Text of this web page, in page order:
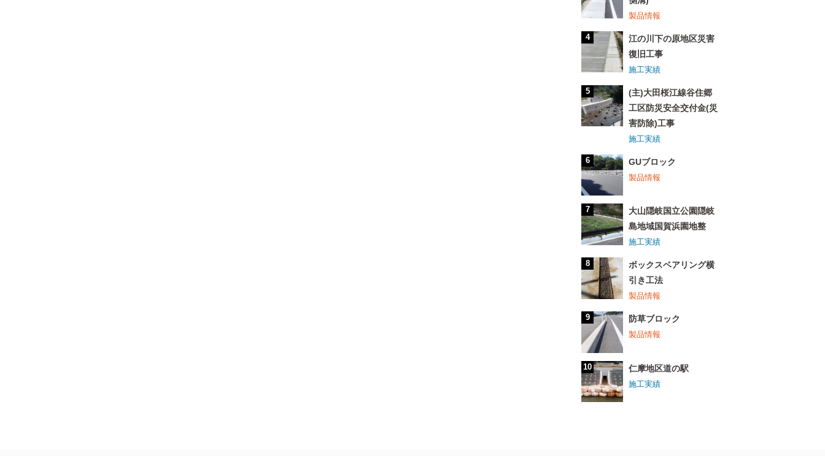
製品情報
江の川下の原地区災害
復旧工事
施工実績
(主)大田桜江線谷住郷
工区防災安全交付金(災
害防除)工事
施工実績
GUブロック
製品情報
大山隠岐国立公園隠岐
島地域国賀浜園地整
施工実績
ボックスベアリング横
引き工法
製品情報
防草ブロック
製品情報
仁摩地区道の駅
施工実績